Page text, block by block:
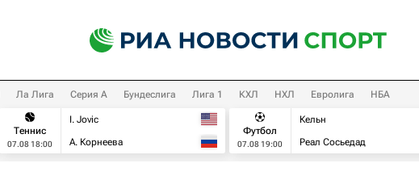
Ла Лига Серия А Бундеслига Лига 1 КХЛ НХЛ Евролига НБА
Теннис
07.08 18:00
I. Jovic
А. Корнеева
Футбол
07.08 19:00
Кельн
Реал Сосьедад